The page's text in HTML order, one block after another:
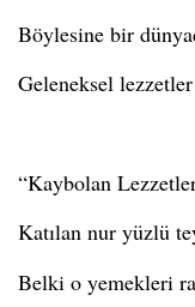
Böylesine bir
Geleneksel
“Kaybolan
Katılan nur yüzlü
Belki o yemekleri